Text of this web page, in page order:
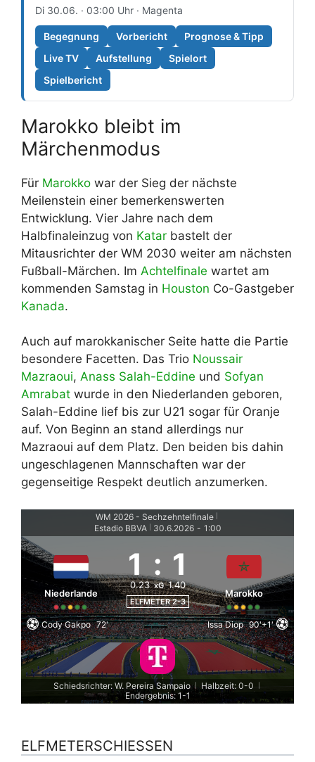
Di 30.06. · 03:00 Uhr · Magenta
Begegnung Vorbericht
Prognose & Tipp
Live TV
Aufstellung
Spielort
Spielbericht
Marokko bleibt im
Märchenmodus
Für Marokko war der Sieg der nächste
Meilenstein einer bemerkenswerten
Entwicklung. Vier Jahre nach dem
Halbfinaleinzug von Katar bastelt der
Mitausrichter der WM 2030 weiter am nächsten
Fußball-Märchen. Im Achtelfinale wartet am
kommenden Samstag in Houston Co-Gastgeber
Kanada.
Auch auf marokkanischer Seite hatte die Partie
besondere Facetten. Das Trio Noussair
Mazraoui, Anass Salah-Eddine und Sofyan
Amrabat wurde in den Niederlanden geboren,
Salah-Eddine lief bis zur U21 sogar für Oranje
auf. Von Beginn an stand allerdings nur
Mazraoui auf dem Platz. Den beiden bis dahin
ungeschlagenen Mannschaften war der
gegenseitige Respekt deutlich anzumerken.
WM 2026 - Sechzehntelfinale
Estadio BBVA 30.6.2026 - 1:00
Niederlande
1 : 1
0.23 xG 1.40
ELFMETER 2-3
Marokko
Cody Gakpo 72' Issa Diop 90'+1'
Schiedsrichter: W. Pereira Sampaio Halbzeit: 0-0
Endergebnis: 1-1
ELFMETERSCHIESSEN